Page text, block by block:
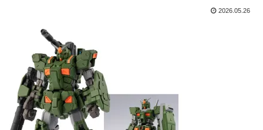
2026.05.26